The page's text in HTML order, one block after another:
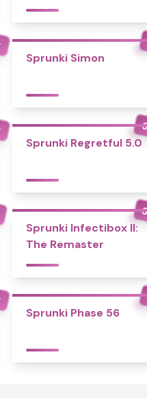
Sprunki Simon
Sprunki Regretful 5.0
Sprunki Infectibox II:
The Remaster
Sprunki Phase 56